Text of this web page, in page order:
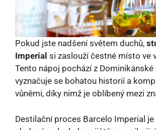
Pokud jste nadšení světem duchů,
Imperial si zaslouží čestné místo ve
Tento nápoj pochází z
vyznačuje se bohatou historií a
vůněmi, díky nimž je oblíbený mezi
Destilační proces Barcelo Imperial